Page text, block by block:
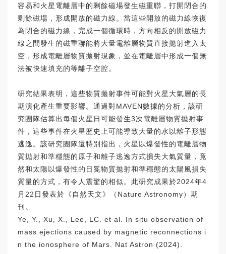
容易和火星電離層中的剩餘磁場發生磁重聯，打開閉合的
剩餘磁場，形成開放的磁力線。當這些開放的磁力線恢復
為閉合的磁力線，完成一個循環時，方向相反的開放磁力
線之間發生的磁重聯能將大量電離層物質直接拋射進入太
空，形成電離層物質拋射現象，並在電離層中形成一個無
法被快速填充的等離子空腔。
研究結果表明，這些物質拋射事件可能對火星大氣層的長
期演化產生重要影響。通過對MAVEN數據的分析，該研
究團隊估算出每個火星日可能發生3次電離層物質拋射事
件，這些事件在火星歷史上可能導致大量的水以離子形態
逃逸。該研究團隊還特別指出，火星以爆發性的電離層物
質拋射和準穩態的原子和離子逃逸方式損失大氣質量，竟
然和太陽以爆發性的日冕物質拋射和準穩態的太陽風損失
質量的方式，有令人震驚的相似。此研究成果於2024年4
月22日發表於《自然天文》（Nature Astronomy）期
刊。
Ye, Y., Xu, X., Lee, LC. et al. In situ observation of
mass ejections caused by magnetic reconnections i
n the ionosphere of Mars. Nat Astron (2024).